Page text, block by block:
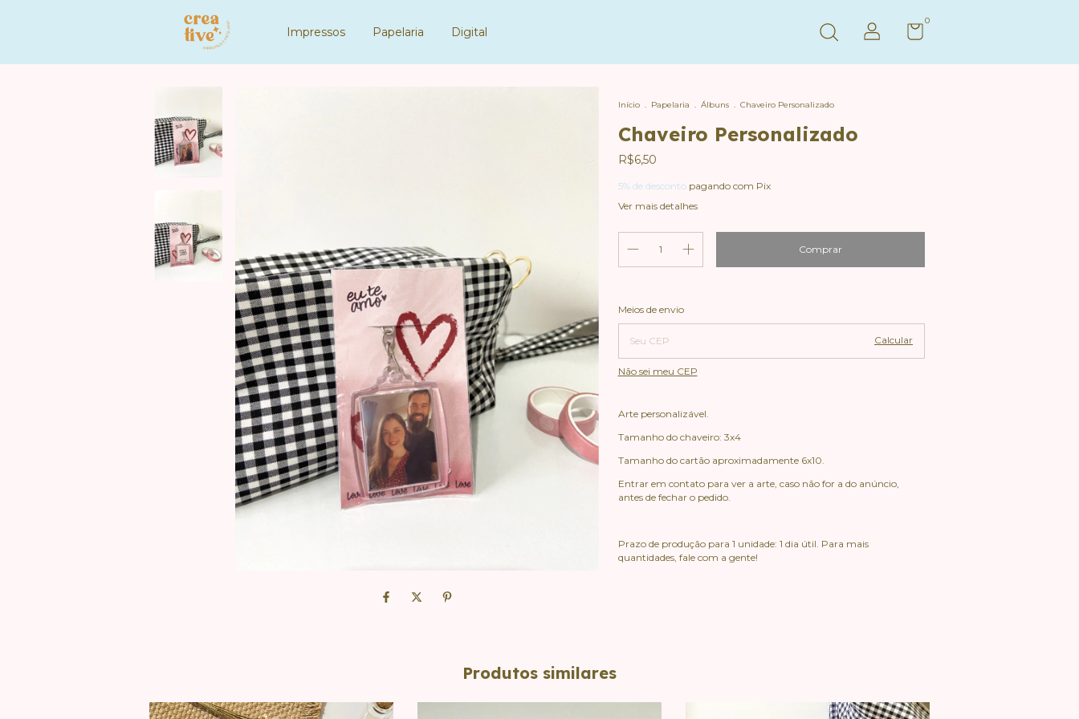
Impressos Papelaria Digital
0
Início . Papelaria . Álbuns . Chaveiro Personalizado
Chaveiro Personalizado
R$6,50
5% de descontopagando com Pix
Ver mais detalhes
Entregas para o CEP:
Meios de envio
Calcular
Não sei meu CEP
Arte personalizável.
Tamanho do chaveiro: 3x4
Tamanho do cartão aproximadamente 6x10.
Entrar em contato para ver a arte, caso não for a do anúncio,
antes de fechar o pedido.
Prazo de produção para 1 unidade: 1 dia útil. Para mais
quantidades, fale com a gente!
Produtos similares